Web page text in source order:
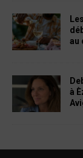
au
à